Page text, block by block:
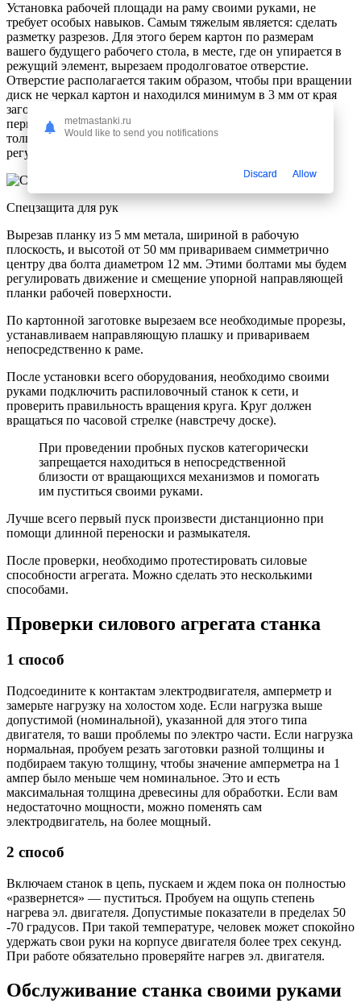
Установка рабочей площади на раму своими руками, не
требует особых навыков. Самым тяжелым является: сделать
разметку разрезов. Для этого берем картон по размерам
вашего будущего рабочего стола, в месте, где он упирается в
режущий элемент, вырезаем продолговатое отверстие.
Отверстие располагается таким образом, чтобы при вращении
диск не черкал картон и находился минимум в 3 мм от края
заготовки. Отступаем в правую сторону 5 мм, и проводим
перпендикулярную линию очерчиваем вокруг нее контур
толщиной в 7 мм. Таким образом, мы обозначаем
регулировочную прорезь направляющей плашки.
Спецзащита для рук
Вырезав планку из 5 мм метала, шириной в рабочую
плоскость, и высотой от 50 мм привариваем симметрично
центру два болта диаметром 12 мм. Этими болтами мы будем
регулировать движение и смещение упорной направляющей
планки рабочей поверхности.
По картонной заготовке вырезаем все необходимые прорезы,
устанавливаем направляющую плашку и привариваем
непосредственно к раме.
После установки всего оборудования, необходимо своими
руками подключить распиловочный станок к сети, и
проверить правильность вращения круга. Круг должен
вращаться по часовой стрелке (навстречу доске).
При проведении пробных пусков категорически
запрещается находиться в непосредственной
близости от вращающихся механизмов и помогать
им пуститься своими руками.
Лучше всего первый пуск произвести дистанционно при
помощи длинной переноски и размыкателя.
После проверки, необходимо протестировать силовые
способности агрегата. Можно сделать это несколькими
способами.
Проверки силового агрегата станка
1 способ
Подсоедините к контактам электродвигателя, амперметр и
замерьте нагрузку на холостом ходе. Если нагрузка выше
допустимой (номинальной), указанной для этого типа
двигателя, то ваши проблемы по электро части. Если нагрузка
нормальная, пробуем резать заготовки разной толщины и
подбираем такую толщину, чтобы значение амперметра на 1
ампер было меньше чем номинальное. Это и есть
максимальная толщина древесины для обработки. Если вам
недостаточно мощности, можно поменять сам
электродвигатель, на более мощный.
2 способ
Включаем станок в цепь, пускаем и ждем пока он полностью
«развернется» — пуститься. Пробуем на ощупь степень
нагрева эл. двигателя. Допустимые показатели в пределах 50
-70 градусов. При такой температуре, человек может спокойно
удержать свои руки на корпусе двигателя более трех секунд.
При работе обязательно проверяйте нагрев эл. двигателя.
Обслуживание станка своими руками
metmastanki.ru
Would like to send you notifications
Discard Allow